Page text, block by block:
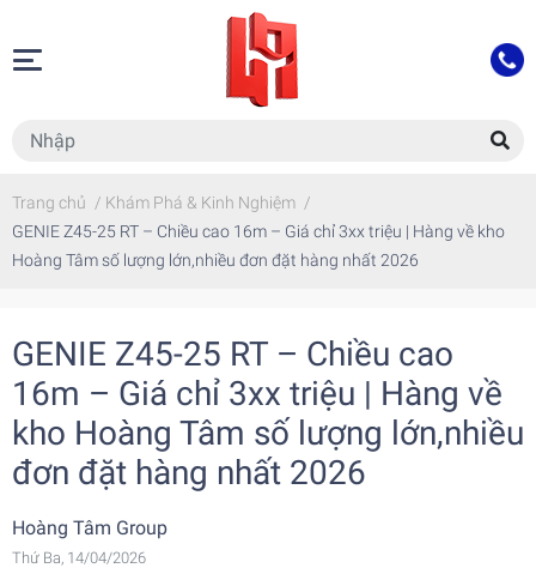
Trang chủ / Khám Phá & Kinh Nghiệm /
GENIE Z45-25 RT – Chiều cao 16m – Giá chỉ 3xx triệu | Hàng về kho
Hoàng Tâm số lượng lớn,nhiều đơn đặt hàng nhất 2026
GENIE Z45-25 RT – Chiều cao
16m – Giá chỉ 3xx triệu | Hàng về
kho Hoàng Tâm số lượng lớn,nhiều
đơn đặt hàng nhất 2026
Hoàng Tâm Group
Thứ Ba, 14/04/2026